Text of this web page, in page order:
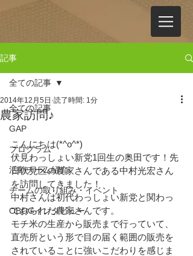
記事
全ての記事
GAP
プログラム
活動チーム紹介
チームの取り組み・イベント
OBOGインタビュー
全ての記事
農家訪問♪
2014年12月5日 読了時間: 1分
こんにちは(*^o^*)
伏見わっしょい新党1回生の奥田です！先
日伏見区の農家さんである中村光宏さん
を訪問してきました！
中村さんは初代わっしょい新党と関わっ
ておられた農家さんです。
モチ米の生産から販売まで行っていて、
直売所という形で目の届く範囲の販売を
されていることに強いこだわりを感じま